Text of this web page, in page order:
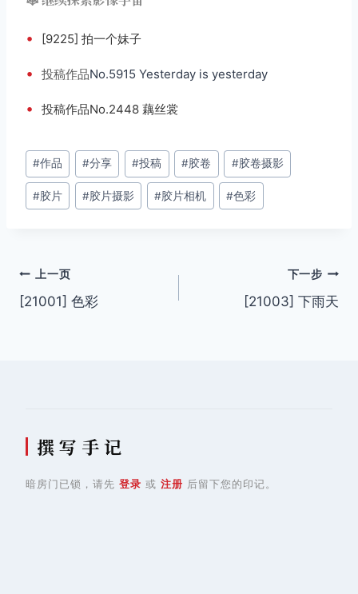
• [9225] 拍一个妹子
• 投稿作品No.5915 Yesterday is yesterday
• 投稿作品No.2448 藕丝裳
文
章
标
#作品 #分享 #投稿 #胶卷 #胶卷摄影
#胶片 #胶片摄影 #胶片相机 #色彩
文
章
上一页
[21001] 色彩
下一步
[21003] 下雨天
撰 写 手 记
暗房门已锁，请先 登录 或 注册 后留下您的印记。